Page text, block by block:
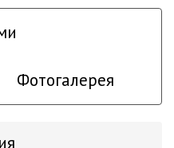
Фотогалерея